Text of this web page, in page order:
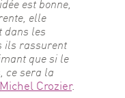
est bonne,
elle
dans les
ils rassurent
que si le
ce sera la
Michel Crozier.